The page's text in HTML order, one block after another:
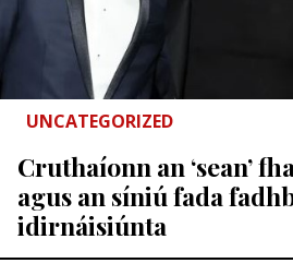
UNCATEGORIZED
Cruthaíonn an ‘sean’
agus an síniú fada
idirnáisiúnta